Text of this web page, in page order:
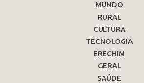
MUNDO
RURAL
CULTURA
TECNOLOGIA
ERECHIM
GERAL
SAÚDE